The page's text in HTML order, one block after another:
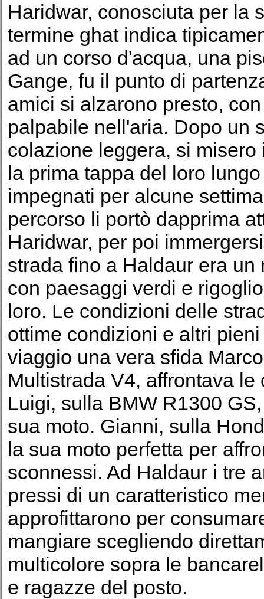
Haridwar, conosciuta per la
termine ghat indica
ad un corso d'acqua, una
Gange, fu il punto di
amici si alzarono presto,
palpabile nell'aria. Dopo un
colazione leggera, si
la prima tappa del loro
impegnati per alcune
percorso li portò dapprima
Haridwar, per poi
strada fino a Haldaur era
con paesaggi verdi e
loro. Le condizioni delle
ottime condizioni e altri
viaggio una vera sfida
Multistrada V4, affrontava
Luigi, sulla BMW R1300
sua moto. Gianni, sulla
la sua moto perfetta per
sconnessi. Ad Haldaur i tre
pressi di un caratteristico
approfittarono per
mangiare scegliendo
multicolore sopra le
e ragazze del posto.